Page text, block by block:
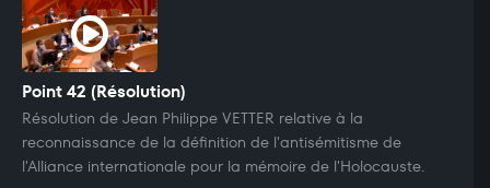
Point 42 (Résolution)
Résolution de Jean Philippe VETTER relative à la
reconnaissance de la définition de l'antisémitisme de
l'Alliance internationale pour la mémoire de l'Holocauste.